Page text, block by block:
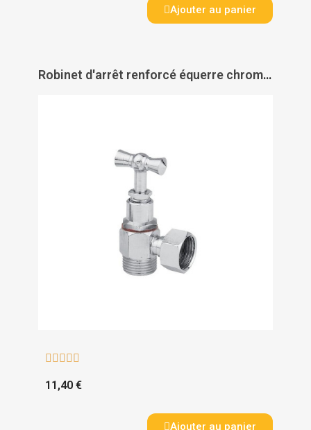
Ajouter au panier
Robinet d'arrêt renforcé équerre chromé - PAS DE MARQUE
    
11,40 €
Ajouter au panier